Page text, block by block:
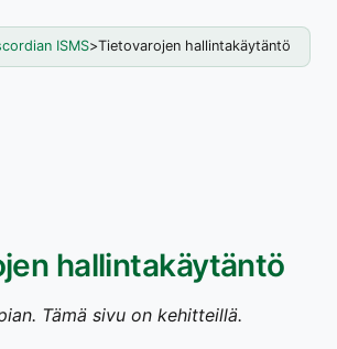
ISMS>Tietovarojen hallintakäytäntö
hallintakäytäntö
Tämä sivu on kehitteillä.